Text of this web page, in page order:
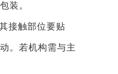
装。
接触部位要贴
。若机构需与主